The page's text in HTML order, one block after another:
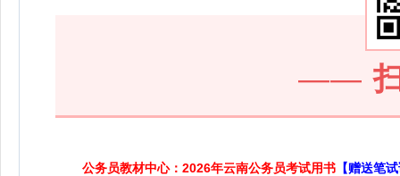
——
公务员教材中心：2026年云南公务员考试用书 【赠送笔